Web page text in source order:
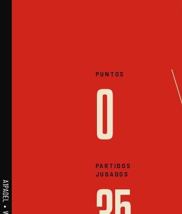
PUNTOS
0
PARTIDOS
JUGADOS